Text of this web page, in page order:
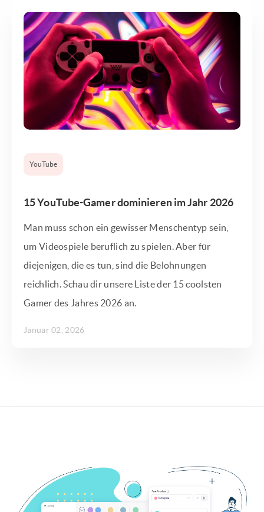
YouTube
15 YouTube-Gamer dominieren im Jahr 2026
Man muss schon ein gewisser Menschentyp sein,
um Videospiele beruflich zu spielen. Aber für
diejenigen, die es tun, sind die Belohnungen
reichlich. Schau dir unsere Liste der 15 coolsten
Gamer des Jahres 2026 an.
Januar 02, 2026